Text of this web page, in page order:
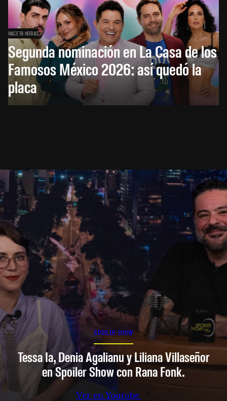
HACE 19 HORAS
Segunda nominación en La Casa de los
Famosos México 2026: así quedó la
placa
SPOILER SHOW
Tessa Ia, Denia Agalianu y Liliana Villaseñor
en Spoiler Show con Rana Fonk.
Ver en Youtube